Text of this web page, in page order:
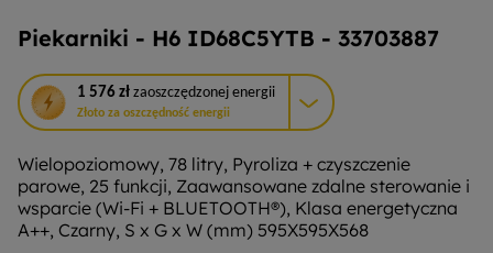
Piekarniki - H6 ID68C5YTB - 33703887
1 576 zł zaoszczędzonej energii
Złoto za oszczędność energii
To
działanie
otworzy
narzędzie
do
oszczędzania
energii
Youreko.
Wielopoziomowy, 78 litry, Pyroliza + czyszczenie
parowe, 25 funkcji, Zaawansowane zdalne sterowanie i
wsparcie (Wi-Fi + BLUETOOTH®), Klasa energetyczna
A++, Czarny, S x G x W (mm) 595X595X568